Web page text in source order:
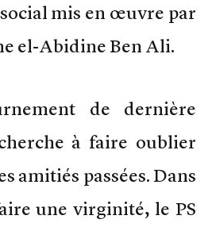
mis en œuvre par
el-Abidine Ben Ali.
de dernière
à faire oublier
amitiés passées. Dans
une virginité, le PS